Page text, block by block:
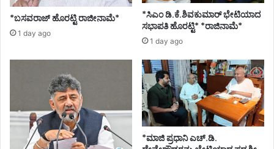
*ಬಸವರಾಜ್ ಹೊರಟ್ಟಿ ರಾಜೀನಾಮೆ*
1 day ago
*ಸಿಎಂ ಡಿ.ಕೆ.ಶಿವಕುಮಾರ್ ಭೇಟಿಯಾದ
ಸಭಾಪತಿ ಹೊರಟ್ಟಿ* *ರಾಜಿನಾಮೆ*
1 day ago
*ಮಾಜಿ ಪ್ರಧಾನಿ ಎಚ್.ಡಿ.